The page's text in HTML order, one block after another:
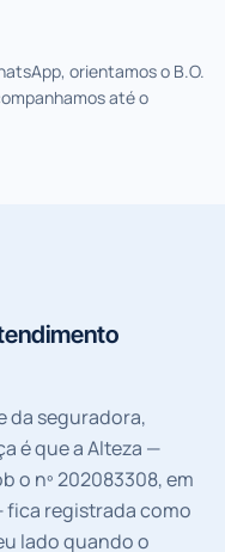
orientamos o B.O.
até o
da seguradora,
é que a Alteza —
o nº202083308, em
fica registrada como
lado quando o